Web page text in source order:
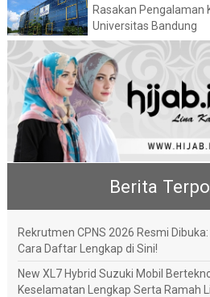
Rasakan Pengalaman
Universitas Bandung
Berita
Rekrutmen CPNS 2026 Resmi
Cara Daftar Lengkap di Sini!
New XL7 Hybrid Suzuki Mobil
Keselamatan Lengkap Serta Ramah